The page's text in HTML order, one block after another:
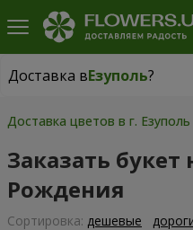
Доставка вЕзуполь?
Доставка вЕзуполь|
Доставка цветов в г. Езуполь
Заказать букет
Рождения
Cортировка: дешевые